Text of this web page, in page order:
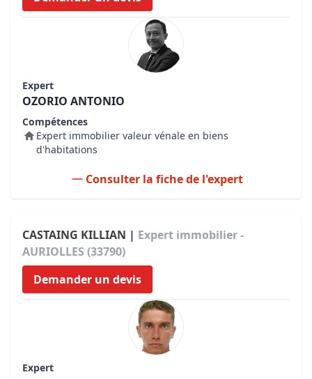
Expert
OZORIO ANTONIO
Compétences
Expert immobilier valeur vénale en biens
d'habitations
Consulter la fiche de l'expert
CASTAING KILLIAN | Expert immobilier -
AURIOLLES (33790)
Demander un devis
Expert